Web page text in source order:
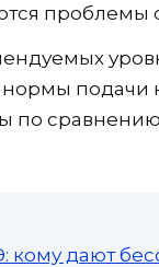
проблемы
нормы подачи
по
дают